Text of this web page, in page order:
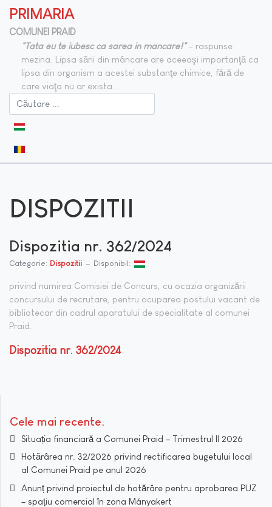
PRIMARIA
COMUNEI PRAID
"Tata eu te iubesc ca sarea in mancare!"- raspunse
mezina. Lipsa sării din mâncare are aceeaşi importanţă ca
lipsa din organism a acestei substanţe chimice, fără de
care viaţa nu ar exista.
DISPOZITII
Dispozitia nr. 362/2024
Categorie: Dispozitii Disponibil:
privind numirea Comisiei de Concurs, cu ocazia organizării
concursului de recrutare, pentru ocuparea postului vacant de
bibliotecar din cadrul aparatului de specialitate al comunei
Praid.
Dispozitia nr. 362/2024
Cele mai recente
Situația financiară a Comunei Praid – Trimestrul II 2026
Hotărârea nr. 32/2026 privind rectificarea bugetului local
al Comunei Praid pe anul 2026
Anunț privind proiectul de hotărâre pentru aprobarea PUZ
– spațiu comercial în zona Mányakert